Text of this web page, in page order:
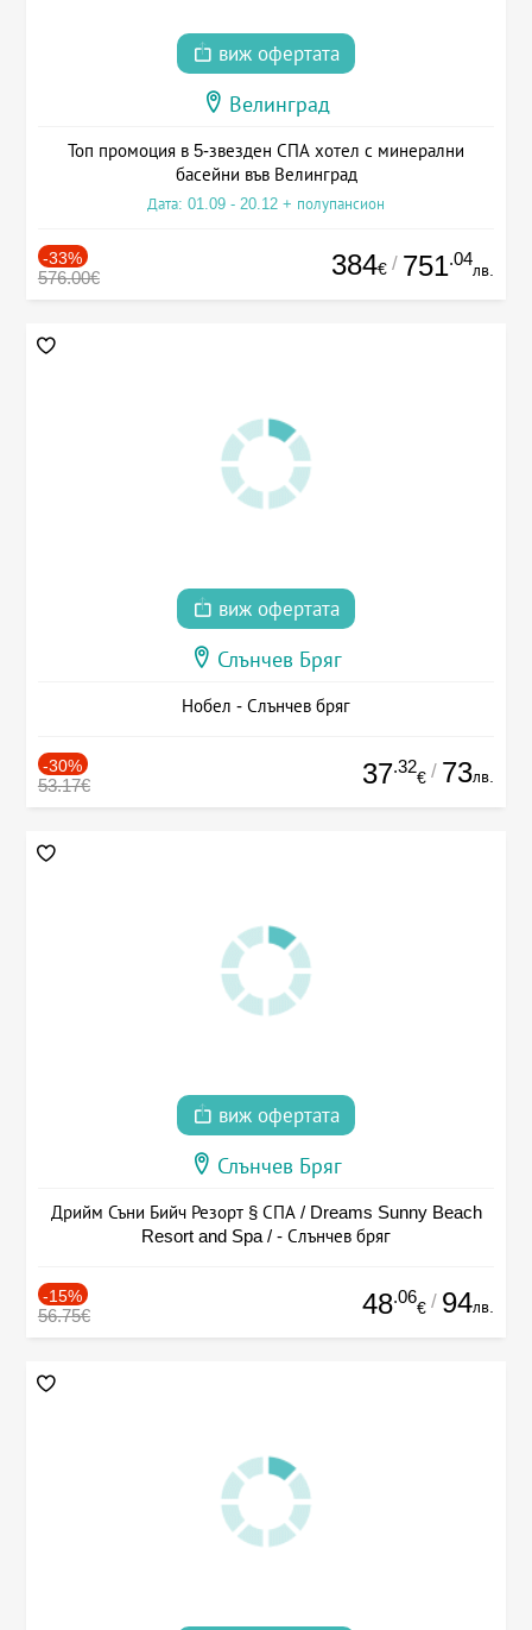
виж офертата
Велинград
Топ промоция в 5-звезден СПА хотел с минерални
басейни във Велинград
Дата: 01.09 - 20.12 + полупансион
-33%
576.00€ 384€ / 751.04
лв.
виж офертата
Слънчев Бряг
Нобел - Слънчев бряг
-30%
53.17€ 37.32
€ / 73лв.
виж офертата
Слънчев Бряг
Дрийм Съни Бийч Резорт § СПА / Dreams Sunny Beach
Resort and Spa / - Слънчев бряг
-15%
56.75€ 48.06
€ / 94лв.